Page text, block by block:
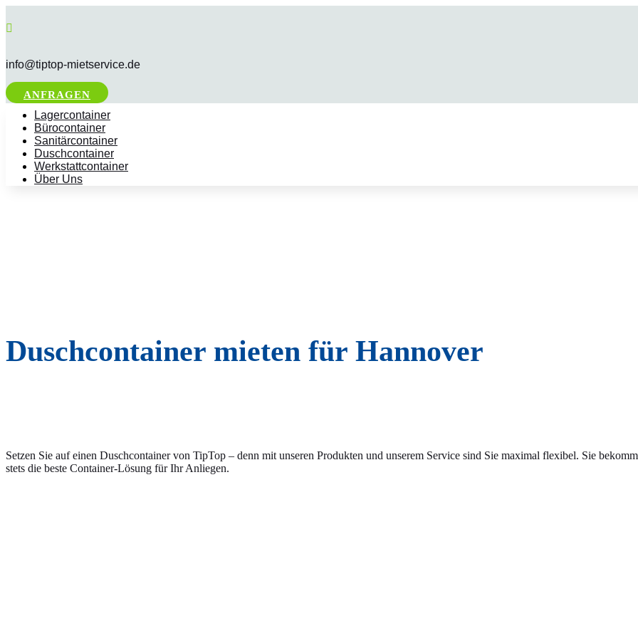

info@tiptop-mietservice.de
ANFRAGEN
Lagercontainer
Bürocontainer
Sanitärcontainer
Duschcontainer
Werkstattcontainer
Über Uns
Duschcontainer mieten für Hannover
Setzen Sie auf einen Duschcontainer von TipTop – denn mit unseren Produkten und unserem Service sind Sie maximal flexibel. Sie
stets die beste Container-Lösung für Ihr Anliegen.